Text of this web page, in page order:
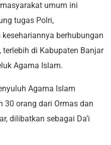
umum ini
tugas Polri,
berhubungan
terlebih di Kabupaten Banjar
Agama Islam.
Agama Islam
30 orang dari Ormas dan
dilibatkan sebagai Da’i